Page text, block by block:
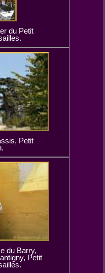
du Petit
Petit
du Barry,
Petit